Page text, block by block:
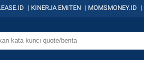
| KINERJA EMITEN | MOMSMONEY.ID |